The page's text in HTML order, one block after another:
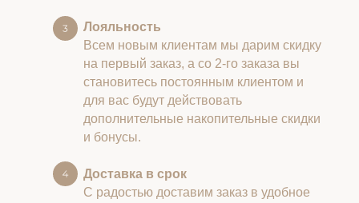
Лояльность
Всем новым клиентам мы дарим скидку
на первый заказ, а со 2-го заказа вы
становитесь постоянным клиентом и
для вас будут действовать
дополнительные накопительные скидки
и бонусы.
Доставка в срок
С радостью доставим заказ в удобное